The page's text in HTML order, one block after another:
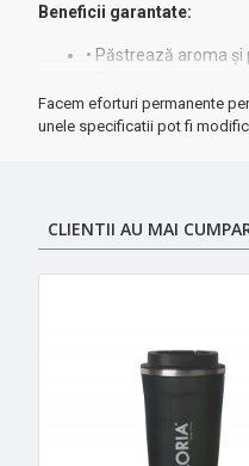
Beneficii garantate:
• Păstrează aroma
• Dimensiuni
• Construcție
Facem eforturi permanente
unele specificatii pot fi
CLIENTII AU MAI